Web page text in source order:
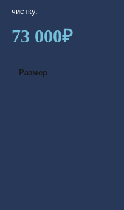
чистку.
73 000₽
Размер